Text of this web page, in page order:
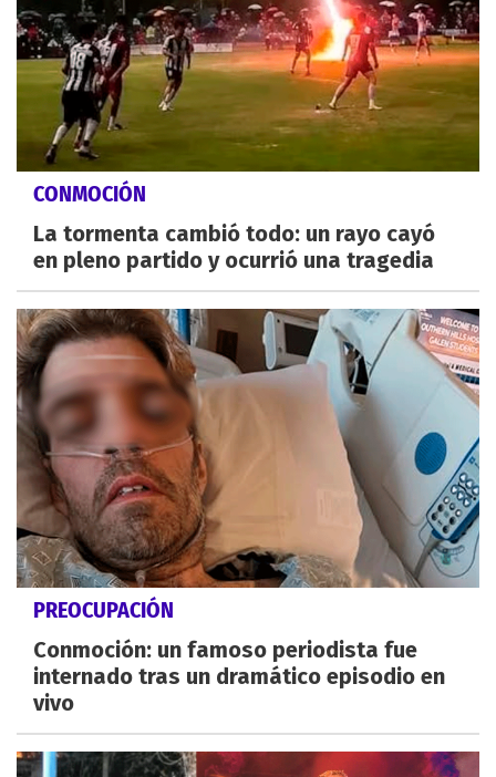
CONMOCIÓN
La tormenta cambió todo: un rayo cayó
en pleno partido y ocurrió una tragedia
PREOCUPACIÓN
Conmoción: un famoso periodista fue
internado tras un dramático episodio en
vivo